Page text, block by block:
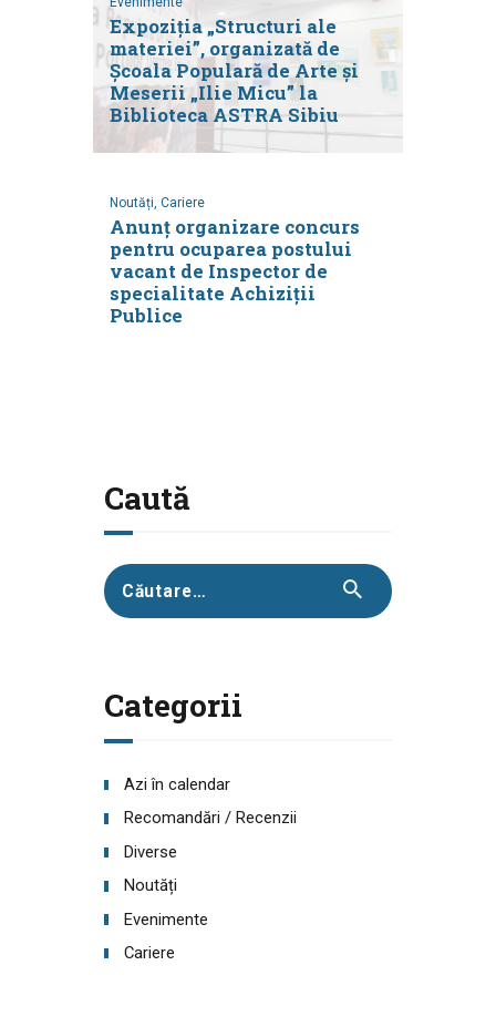
Expoziția „Structuri ale
materiei”, organizată de
Școala Populară de Arte și
Meserii „Ilie Micu” la
Biblioteca ASTRA Sibiu
Noutăți, Cariere
Anunț organizare concurs
pentru ocuparea postului
vacant de Inspector de
specialitate Achiziții
Publice
Caută
Caută
după:
Categorii
Azi în calendar
Recomandări / Recenzii
Diverse
Noutăți
Evenimente
Cariere